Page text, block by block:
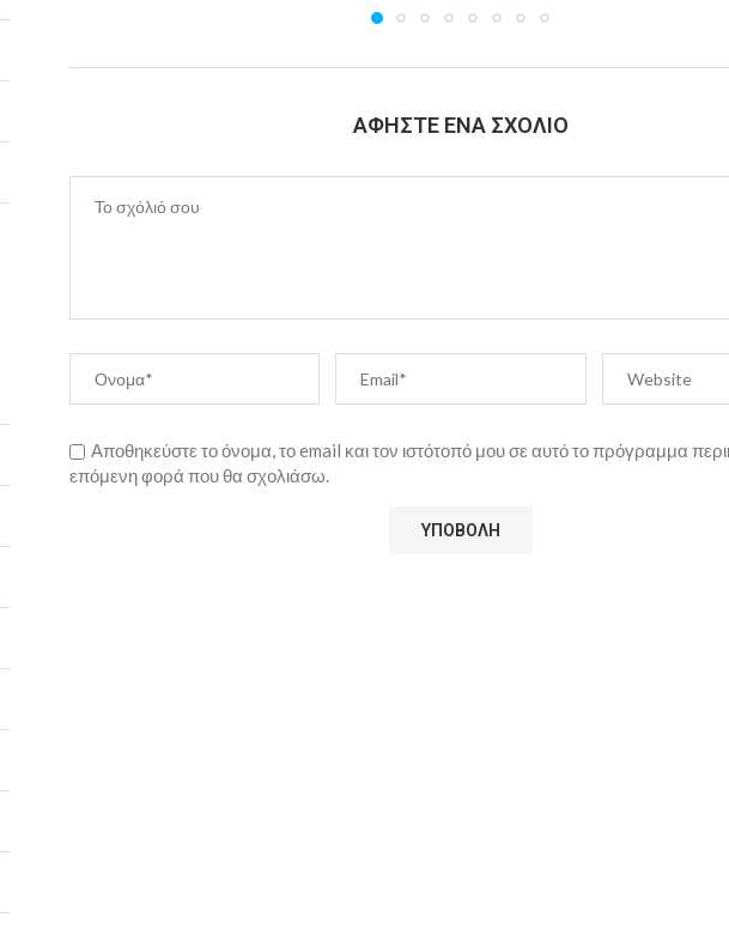
ΑΦΉΣΤΕ ΈΝΑ ΣΧΌΛΙΟ
Αποθηκεύστε το όνομα, το email και τον ιστότοπό μου σε αυτό το πρόγραμμα
επόμενη φορά που θα σχολιάσω.